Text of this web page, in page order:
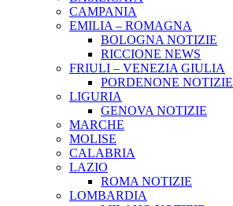
CAMPANIA
EMILIA – ROMAGNA
BOLOGNA NOTIZIE
RICCIONE NEWS
FRIULI – VENEZIA GIULIA
PORDENONE NOTIZIE
LIGURIA
GENOVA NOTIZIE
MARCHE
MOLISE
CALABRIA
LAZIO
ROMA NOTIZIE
LOMBARDIA